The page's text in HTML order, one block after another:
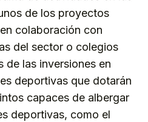
de los proyectos
colaboración con
del sector o colegios
de las inversiones en
deportivas que dotarán
capaces de albergar
deportivas, como el